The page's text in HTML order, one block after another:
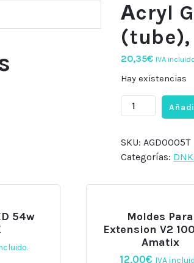
Аcryl
(tube),
20,35€ IVA
Hay existencias
Аcryl
Gel
Powder
(tube),
cantidad
SKU:AGD0005T
Categorías:
54w
Moldes Para
Extension V2
Amatix
12,00€ IVA